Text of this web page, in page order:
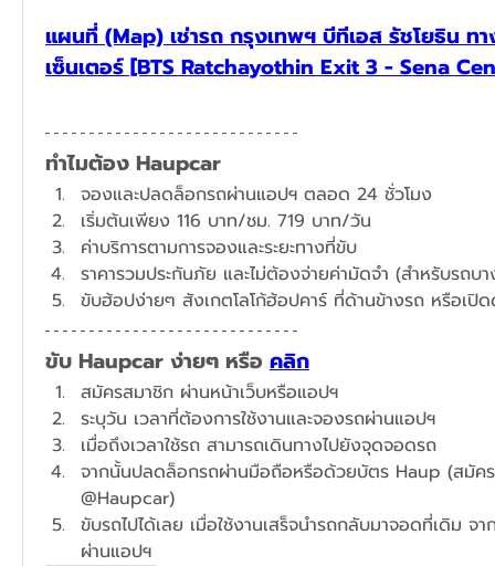
แผนที่ (Map) เช่ารถ กรุงเทพฯ บีทีเอส รัชโยธิน ท
เซ็นเตอร์ [BTS Ratchayothin Exit 3 - Sena
ทำไมต้อง Haupcar
จองและปลดล็อกรถผ่านแอปฯ ตลอด 24 ชั่วโมง
​เริ่มต้นเพียง 116 บาท/ชม. 719 บาท/วัน
ค่าบริการตามการจองและระยะทางที่ขับ
ราคารวมประกันภัย และไม่ต้องจ่ายค่ามัดจำ (สำหรับรถบ
ขับฮ้อปง่ายๆ สังเกตโลโก้ฮ้อปคาร์ ที่ด้านข้างรถ หรือเปิ
ขับ Haupcar ง่ายๆ หรือ คลิก
สมัครสมาชิก ผ่านหน้าเว็บหรือแอปฯ
ระบุวัน เวลาที่ต้องการใช้งานและจองรถผ่านแอปฯ​
เมื่อถึงเวลาใช้รถ สามารถเดินทางไปยังจุดจอดรถ
จากนั้นปลดล็อกรถผ่านมือถือหรือด้วยบัตร Haup (สมัค
@Haupcar)
ขับรถไปได้เลย เมื่อใช้งานเสร็จนำรถกลับมาจอดที่เดิม
ผ่านแอปฯ